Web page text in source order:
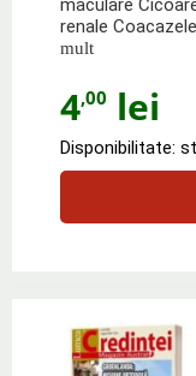
renale
mult
4,00 lei
Disponibilitate: